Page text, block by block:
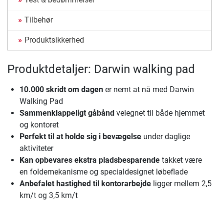
Tilbehør
Produktsikkerhed
Produktdetaljer: Darwin walking pad
10.000 skridt om dagen er nemt at nå med Darwin
Walking Pad
Sammenklappeligt gåbånd velegnet til både hjemmet
og kontoret
Perfekt til at holde sig i bevægelse under daglige
aktiviteter
Kan opbevares ekstra pladsbesparende takket være
en foldemekanisme og specialdesignet løbeflade
Anbefalet hastighed til kontorarbejde ligger mellem 2,5
km/t og 3,5 km/t